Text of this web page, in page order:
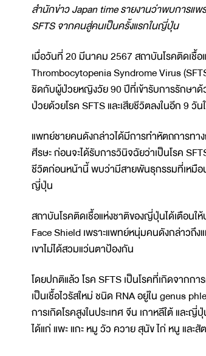
สำนักข่าว Japan time รายงานว่าพบการแพ
SFTS จากคนสู่คนเป็นครั้งแรกในญี่ปุ่น
เมื่อวันที่ 20 มีนาคม 2567 สถาบันโรคติดเชื้
Thrombocytopenia Syndrome Virus
ชิดกับผู้ป่วยหญิงวัย 90 ปีที่เข้ารับการรักษาด้
ป่วยด้วยโรค SFTS และเสียชีวิตลงในอีก 9 วัน
แพทย์ชายคนดังกล่าวได้มีการทำหัตถการท
ศีรษะ ก่อนจะได้รับการวินิจฉัยว่าเป็นโรค
ชีวิตก่อนหน้านี้ พบว่ามีสายพันธุกรรมที่เหมือ
ญี่ปุ่น
สถาบันโรคติดเชื้อแห่งชาติของญี่ปุ่นได้เตือน
Face Shield เพราะแพทย์หนุ่มคนดังกล่าวถึง
เขาไม่ได้สวมแว่นตาป้องกัน
โดยปกติแล้ว โรค SFTS เป็นโรคที่เกิดจากก
เป็นเชื้อไวรัสใหม่ ชนิด RNA อยู่ใน genus
การเกิดโรคสูงในประเทศ จีน เกาหลีใต้ และ
ได้แก่ แพะ แกะ หมู วัว ควาย สุนัข ไก่ หนู แล